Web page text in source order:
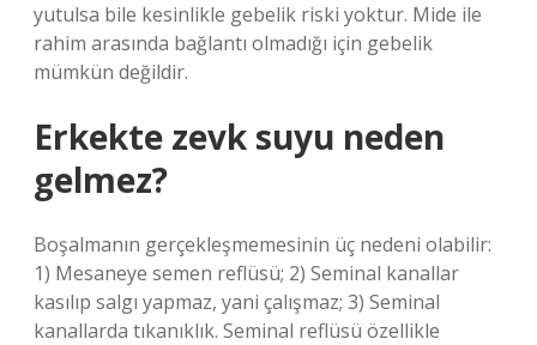
yutulsa bile kesinlikle gebelik riski yoktur. Mide ile
rahim arasında bağlantı olmadığı için gebelik
mümkün değildir.
Erkekte zevk suyu neden
gelmez?
Boşalmanın gerçekleşmemesinin üç nedeni olabilir:
1) Mesaneye semen reflüsü; 2) Seminal kanallar
kasılıp salgı yapmaz, yani çalışmaz; 3) Seminal
kanallarda tıkanıklık. Seminal reflüsü özellikle